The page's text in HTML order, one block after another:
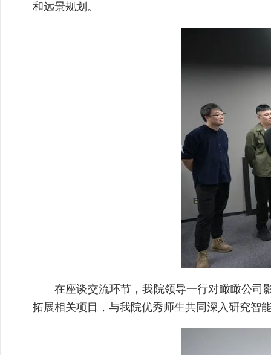
和远景规划。
在座谈交流环节，我院领导一行对瞰瞰公司
拓展相关项目，与我院优秀师生共同深入研究智